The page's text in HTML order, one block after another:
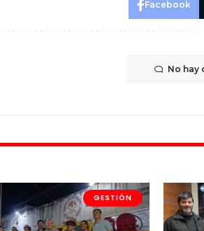
Facebook
No hay
GESTIÓN